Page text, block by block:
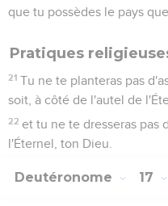
que tu possèdes le pays
Pratiques
21 Tu ne te planteras pas
soit, à côté de l'autel de
22 et tu ne te dresseras pas
l'Éternel, ton Dieu.
Deutéronome 17